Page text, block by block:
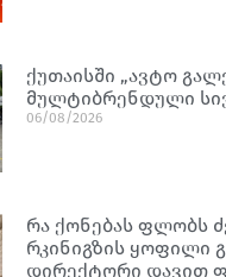
ქუთაისში „ავტო
მულტიბრენდული
06/08/2026
რა ქონებას ფლობს
რკინიგზის ყოფილი
დირექტორი დავით